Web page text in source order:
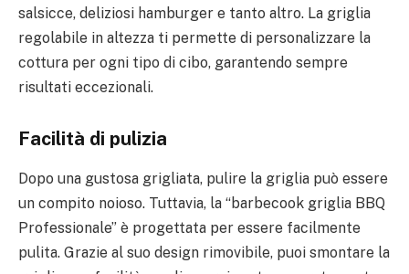
salsicce, deliziosi hamburger e tanto altro. La griglia
regolabile in altezza ti permette di personalizzare la
cottura per ogni tipo di cibo, garantendo sempre
risultati eccezionali.
Facilità di pulizia
Dopo una gustosa grigliata, pulire la griglia può essere
un compito noioso. Tuttavia, la “barbecook griglia BBQ
Professionale” è progettata per essere facilmente
pulita. Grazie al suo design rimovibile, puoi smontare la